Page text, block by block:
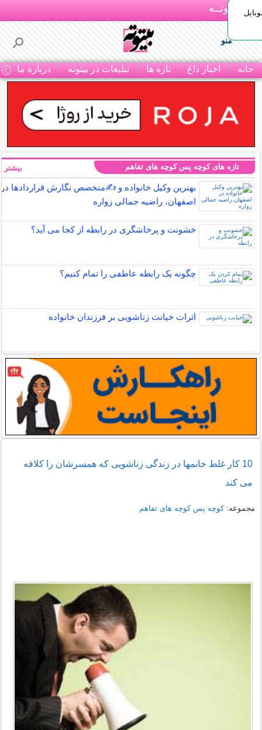
بـیتوتــه
منو
خانه اخبار داغ تازه ها تبلیغات در بیتوته درباره ما
تازه های کوچه پس کوچه های تفاهم
بهترین وکیل خانواده و ✍️متخصص نگارش قراردادها در
اصفهان، راضیه جمالی زواره
خشونت و پرخاشگری در رابطه از کجا می آید؟
چگونه یک رابطه عاطفی را تمام کنیم؟
اثرات خیانت زناشویی بر فرزندان خانواده
بیشتر
10 کار غلط خانمها در زندگی زناشویی که همسرشان را کلافه
می کند
مجموعه:کوچه پس کوچه های تفاهم